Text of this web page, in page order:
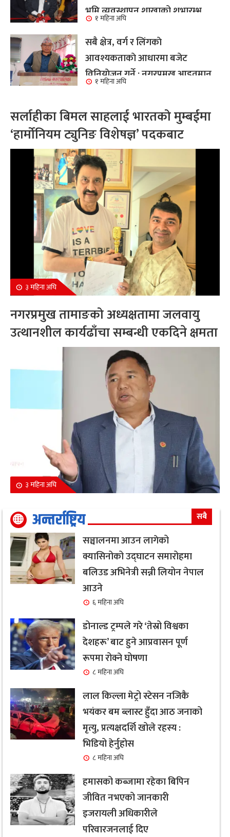
भूमि व्यवस्थापन शाखाको शुभारम्भ
कार्य सम्पन्न
१ महिना अघि
सबै क्षेत्र, वर्ग र लिंगकाे
आवश्यकताकाे आधारमा बजेट
विनियाेजन गर्ने : नगरप्रमुख आइतमान
तामाङ
१ महिना अघि
सर्लाहीका बिमल साहलाई भारतको मुम्बईमा
‘हार्मोनियम ट्युनिङ विशेषज्ञ’ पदकबाट
सम्मानित
३ महिना अघि
नगरप्रमुख तामाङको अध्यक्षतामा जलवायु
उत्थानशील कार्यढाँचा सम्बन्धी एकदिने क्षमता
अभिवृद्धि कार्यक्रम सम्पन्न
३ महिना अघि
अन्तर्राष्ट्रिय सबै
सञ्चालनमा आउन लागेको
क्यासिनोको उद्घाटन समारोहमा
बलिउड अभिनेत्री सन्नी लियोन नेपाल
आउने
६ महिना अघि
डोनाल्ड ट्रम्पले गरे ‘तेस्रो विश्वका
देशहरू’ बाट हुने आप्रवासन पूर्ण
रूपमा रोक्ने घोषणा
८ महिना अघि
लाल किल्ला मेट्रो स्टेसन नजिकै
भयंकर बम ब्लास्ट हुँदा आठ जनाको
मृत्यु, प्रत्यक्षदर्शि खोले रहस्य :
भिडियो हेर्नुहोस
८ महिना अघि
हमासको कब्जामा रहेका बिपिन
जीवित नभएको जानकारी
इजरायली अधिकारीले
परिवारजनलाई दिए